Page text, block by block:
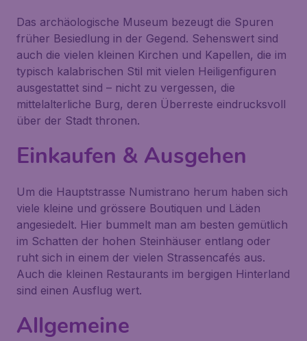
Das archäologische Museum bezeugt die Spuren
früher Besiedlung in der Gegend. Sehenswert sind
auch die vielen kleinen Kirchen und Kapellen, die im
typisch kalabrischen Stil mit vielen Heiligenfiguren
ausgestattet sind – nicht zu vergessen, die
mittelalterliche Burg, deren Überreste eindrucksvoll
über der Stadt thronen.
Einkaufen & Ausgehen
Um die Hauptstrasse Numistrano herum haben sich
viele kleine und grössere Boutiquen und Läden
angesiedelt. Hier bummelt man am besten gemütlich
im Schatten der hohen Steinhäuser entlang oder
ruht sich in einem der vielen Strassencafés aus.
Auch die kleinen Restaurants im bergigen Hinterland
sind einen Ausflug wert.
Allgemeine